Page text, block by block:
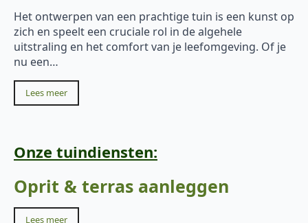
Het ontwerpen van een prachtige tuin is een kunst op
zich en speelt een cruciale rol in de algehele
uitstraling en het comfort van je leefomgeving. Of je
nu een…
Lees meer
Onze tuindiensten:
Oprit & terras aanleggen
Lees meer